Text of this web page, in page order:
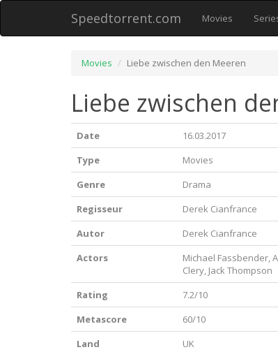
Speedtorrent.com Movies
Movies Liebe zwischen den Meeren
Liebe zwischen
Date
16.03.2017
Type
Movies
Genre
Drama
Regisseur
Derek Cianfrance
Autor
Derek Cianfrance
Actors
Michael Fassbender,
Clery, Jack Thompson
Rating
7.2/10
Metascore
60/10
Land
UK